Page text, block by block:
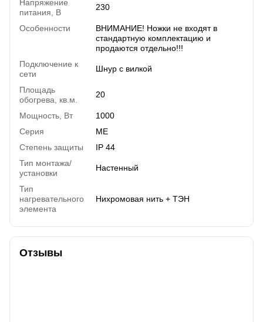
Напряжение
питания, В
230
Особенности
ВНИМАНИЕ! Ножки не входят в
стандартную комплектацию и
продаются отдельно!!!
Подключение к
сети
Шнур с вилкой
Площадь
обогрева, кв.м.
20
Мощность, Вт
1000
Серия
ME
Степень защиты
IP 44
Тип монтажа/
установки
Настенный
Тип
нагревательного
элемента
Нихромовая нить + ТЭН
Отзывы